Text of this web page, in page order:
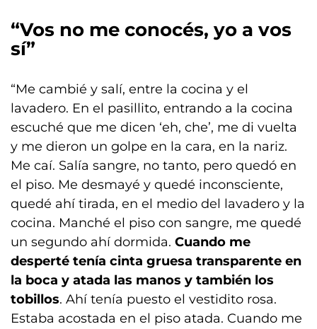
“Vos no me conocés, yo a vos
sí”
“Me cambié y salí, entre la cocina y el
lavadero. En el pasillito, entrando a la cocina
escuché que me dicen ‘eh, che’, me di vuelta
y me dieron un golpe en la cara, en la nariz.
Me caí. Salía sangre, no tanto, pero quedó en
el piso. Me desmayé y quedé inconsciente,
quedé ahí tirada, en el medio del lavadero y la
cocina. Manché el piso con sangre, me quedé
un segundo ahí dormida. Cuando me
desperté tenía cinta gruesa transparente en
la boca y atada las manos y también los
tobillos. Ahí tenía puesto el vestidito rosa.
Estaba acostada en el piso atada. Cuando me